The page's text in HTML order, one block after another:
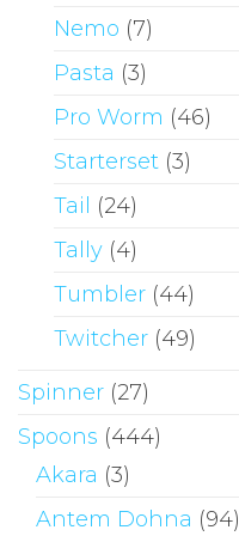
Nemo (7)
Pasta (3)
Pro Worm (46)
Starterset (3)
Tail (24)
Tally (4)
Tumbler (44)
Twitcher (49)
Spinner (27)
Spoons (444)
Akara (3)
Antem Dohna (94)